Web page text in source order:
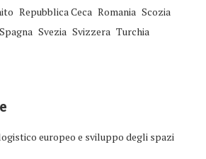
Repubblica Ceca Romania Scozia
Spagna Svezia Svizzera Turchia
europeo e sviluppo degli spazi